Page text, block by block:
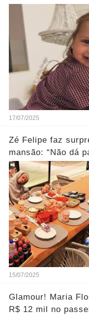
reação dela.... Ver
17/07/2025
Zé Felipe faz
mansão: “Não dá
15/07/2025
Glamour! Maria
R$ 12 mil no